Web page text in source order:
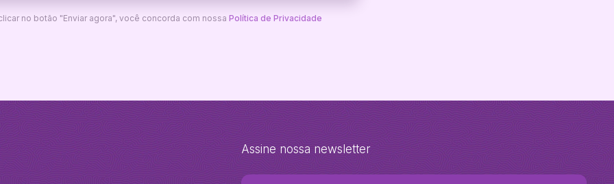
no botão "Enviar agora", você concorda com nossa Política de Privacidade
Assine nossa newsletter